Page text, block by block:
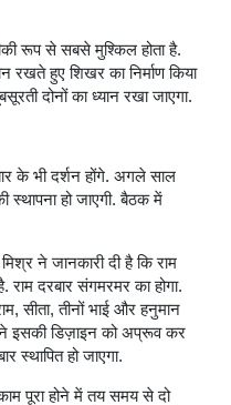
रूप से सबसे मुश्किल होता है.
रखते हुए शिखर का निर्माण किया
दोनों का ध्यान रखा जाएगा.
के भी दर्शन होंगे. अगले साल
स्थापना हो जाएगी. बैठक में
ने जानकारी दी है कि राम
राम दरबार संगमरमर का होगा.
सीता, तीनों भाई और हनुमान
ने इसकी डिज़ाइन को अप्रूव कर
स्थापित हो जाएगा.
पूरा होने में तय समय से दो